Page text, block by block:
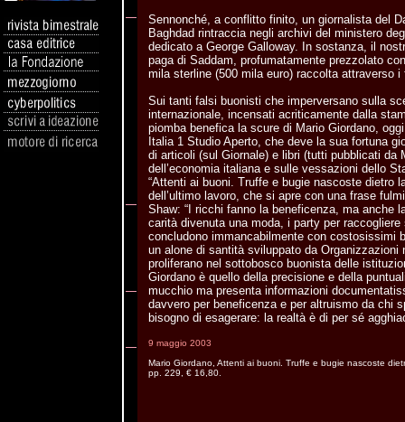
Sennonché, a conflitto finito, un giornalista del
Baghdad rintraccia negli archivi del ministero
dedicato a George Galloway. In sostanza, il
paga di Saddam, profumatamente prezzolato
mila sterline (500 mila euro) raccolta attraverso
Sui tanti falsi buonisti che imperversano sulla
internazionale, incensati acriticamente dalla
piomba benefica la scure di Mario Giordano,
Italia 1 Studio Aperto, che deve la sua fortuna
di articoli (sul Giornale) e libri (tutti pubblicati da
dell’economia italiana e sulle vessazioni dello
“Attenti ai buoni. Truffe e bugie nascoste dietro
dell’ultimo lavoro, che si apre con una frase
Shaw: “I ricchi fanno la beneficenza, ma anche
carità divenuta una moda, i party per
concludono immancabilmente con costosissimi
un alone di santità sviluppato da Organizzazioni
proliferano nel sottobosco buonista delle
Giordano è quello della precisione e della
mucchio ma presenta informazioni
davvero per beneficenza e per altruismo da chi
bisogno di esagerare: la realtà è di per sé
9 maggio 2003
Mario Giordano, Attenti ai buoni. Truffe e bugie nascoste
pp. 229, € 16,80.